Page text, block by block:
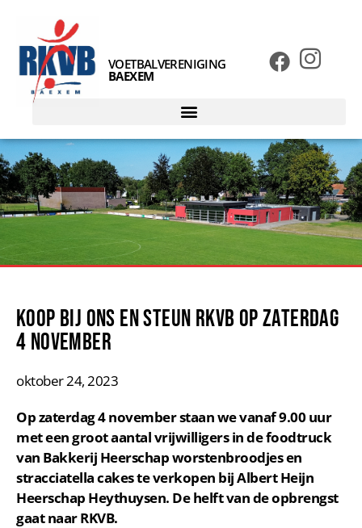
VOETBALVERENIGING
BAEXEM
Koop bij ons en steun RKVB op zaterdag
4 november
oktober 24, 2023
Op zaterdag 4 november staan we vanaf 9.00 uur
met een groot aantal vrijwilligers in de foodtruck
van Bakkerij Heerschap worstenbroodjes en
stracciatella cakes te verkopen bij Albert Heijn
Heerschap Heythuysen. De helft van de opbrengst
gaat naar RKVB.